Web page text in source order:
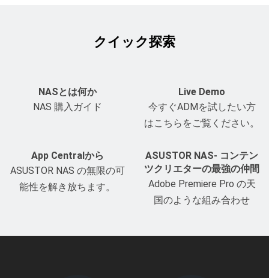
クイック探索
NASとは何か
NAS 購入ガイド
Live Demo
今すぐADMを試したい方
はこちらをご覧ください。
App Centralから
ASUSTOR NAS の無限の可
能性を解き放ちます。
ASUSTOR NAS- コンテン
ツクリエターの最強の仲間
Adobe Premiere Pro の天
国のような組み合わせ